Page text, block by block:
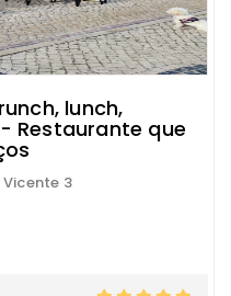
lunch,
Restaurante que
3